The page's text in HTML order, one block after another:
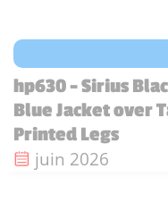
hp630 - Sirius
Blue Jacket over
Printed Legs
Date de sortie :
juin 2026